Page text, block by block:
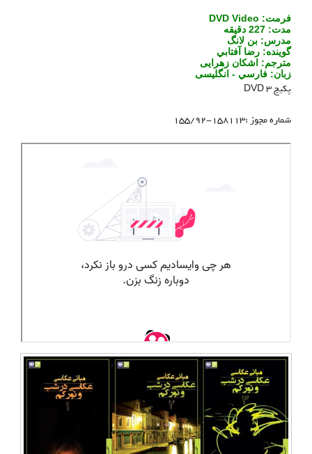
فرمت: DVD Video
مدت: 227 دقيقه
مدرس: بن لانگ
گوينده: رضا آفتابي
مترجم: اشكان زهرايی
زبان: فارسي - انگلیسی
پكيج 3 DVD
شماره مجوز :158113-155/92